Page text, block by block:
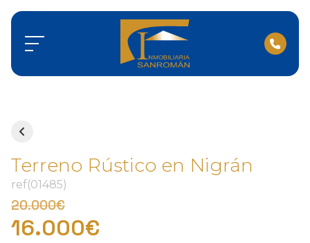
Terreno Rústico en Nigrán
ref(01485)
20.000€
16.000€